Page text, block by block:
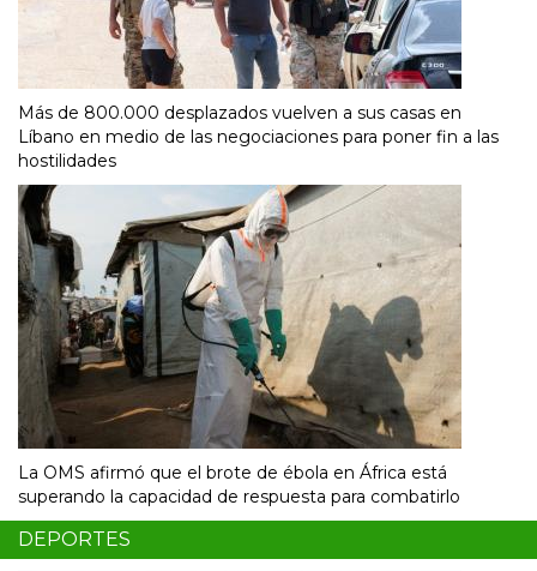
Más de 800.000 desplazados vuelven a sus casas en
Líbano en medio de las negociaciones para poner fin a las
hostilidades
La OMS afirmó que el brote de ébola en África está
superando la capacidad de respuesta para combatirlo
DEPORTES